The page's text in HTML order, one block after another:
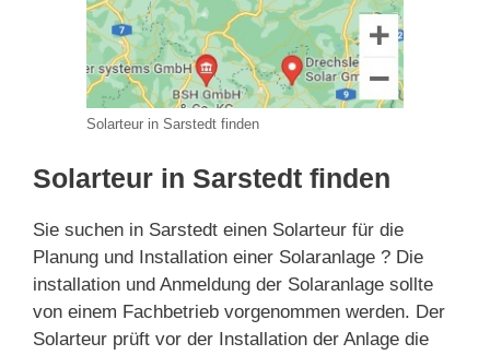
Solarteur in Sarstedt finden
Solarteur in Sarstedt finden
Sie suchen in Sarstedt einen Solarteur für die
Planung und Installation einer Solaranlage ? Die
installation und Anmeldung der Solaranlage sollte
von einem Fachbetrieb vorgenommen werden. Der
Solarteur prüft vor der Installation der Anlage die